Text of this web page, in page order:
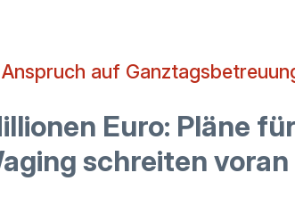
auf
Euro: Pläne für
schreiten voran